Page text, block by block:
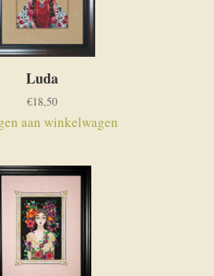
Luda
€18,50
aan winkelwagen